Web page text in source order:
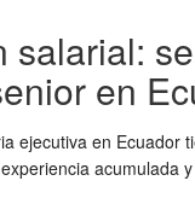
salarial:
en
ejecutiva en Ecuador
acumulada